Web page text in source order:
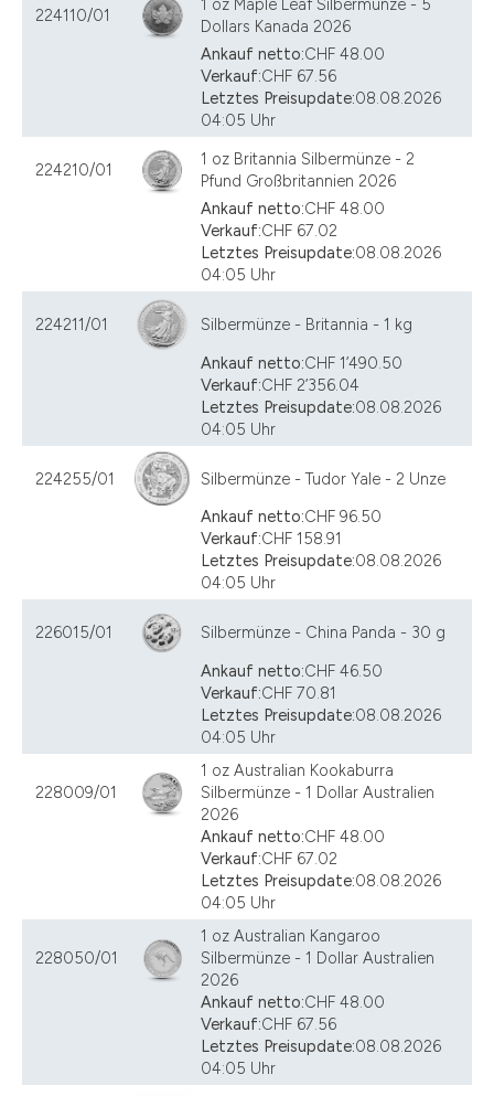
224110/01
1 oz Maple Leaf Silbermünze - 5
Dollars Kanada 2026
Ankauf netto:CHF 48.00
Verkauf:CHF 67.56
Letztes Preisupdate:08.08.2026
04:05 Uhr
224210/01
1 oz Britannia Silbermünze - 2
Pfund Großbritannien 2026
Ankauf netto:CHF 48.00
Verkauf:CHF 67.02
Letztes Preisupdate:08.08.2026
04:05 Uhr
224211/01
Silbermünze - Britannia - 1 kg
Ankauf netto:CHF 1’490.50
Verkauf:CHF 2’356.04
Letztes Preisupdate:08.08.2026
04:05 Uhr
224255/01
Silbermünze - Tudor Yale - 2 Unze
Ankauf netto:CHF 96.50
Verkauf:CHF 158.91
Letztes Preisupdate:08.08.2026
04:05 Uhr
226015/01
Silbermünze - China Panda - 30 g
Ankauf netto:CHF 46.50
Verkauf:CHF 70.81
Letztes Preisupdate:08.08.2026
04:05 Uhr
228009/01
1 oz Australian Kookaburra
Silbermünze - 1 Dollar Australien
2026
Ankauf netto:CHF 48.00
Verkauf:CHF 67.02
Letztes Preisupdate:08.08.2026
04:05 Uhr
228050/01
1 oz Australian Kangaroo
Silbermünze - 1 Dollar Australien
2026
Ankauf netto:CHF 48.00
Verkauf:CHF 67.56
Letztes Preisupdate:08.08.2026
04:05 Uhr